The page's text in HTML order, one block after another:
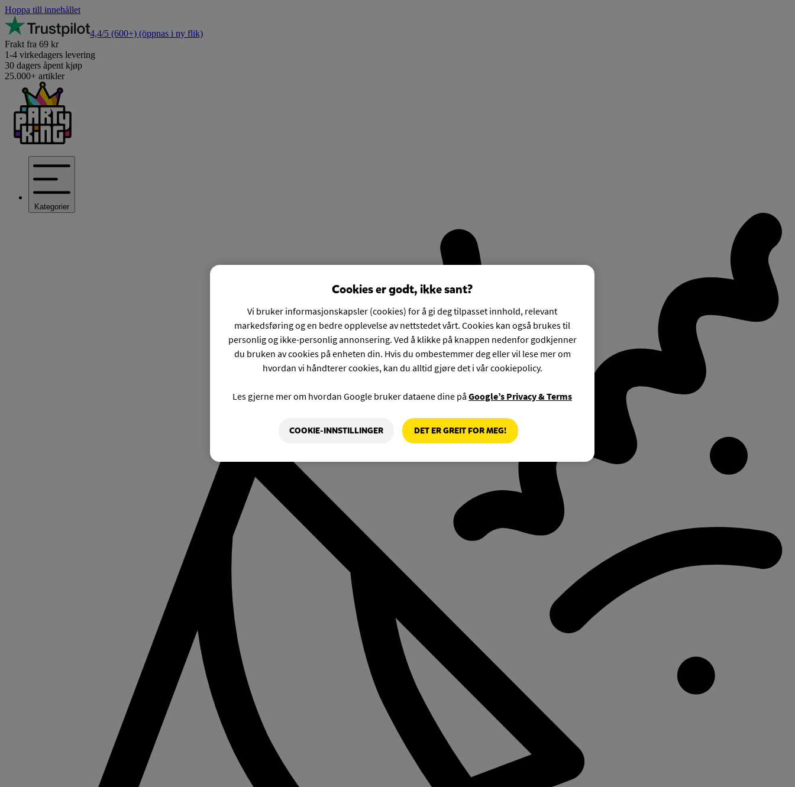
Hoppa till innehållet
4,4/5 (600+) (öppnas i ny flik)
Frakt fra 69 kr
1-4 virkedagers levering
30 dagers åpent kjøp
25.000+ artikler
Kategorier
Cookies er godt, ikke sant?
Vi bruker informasjonskapsler (cookies) for å gi deg tilpasset innhold, relevant
markedsføring og en bedre opplevelse av nettstedet vårt. Cookies kan også brukes til
personlig og ikke-personlig annonsering. Ved å klikke på knappen nedenfor godkjenner
du bruken av cookies på enheten din. Hvis du ombestemmer deg eller vil lese mer om
hvordan vi håndterer cookies, kan du alltid gjøre det i vår cookiepolicy.
Les gjerne mer om hvordan Google bruker dataene dine på Google’s Privacy & Terms
COOKIE-INNSTILLINGER DET ER GREIT FOR MEG!